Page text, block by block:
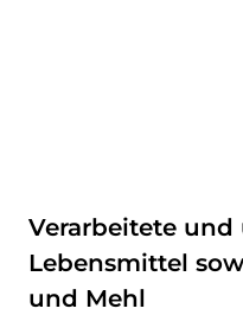
Verarbeitete
Lebensmittel
und Mehl